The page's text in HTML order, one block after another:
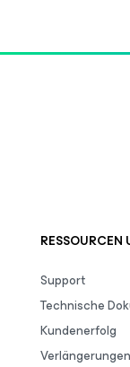
RESSOURCEN
Support
Technische
Kundenerfolg
Verlängerungen